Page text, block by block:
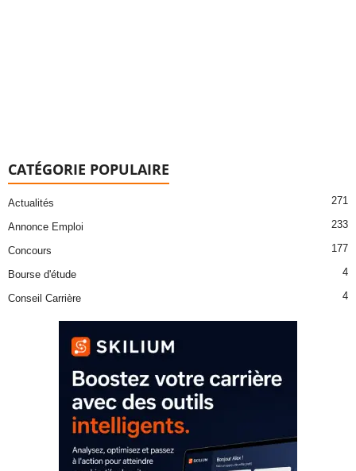
CATÉGORIE POPULAIRE
Actualités 271
Annonce Emploi 233
Concours 177
Bourse d'étude 4
Conseil Carrière 4